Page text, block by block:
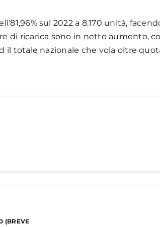
sul 2022 a 8.170 unità,
di ricarica sono in netto aumento,
totale nazionale che vola oltre
le 4.490 dello stesso mese del
(BREVE